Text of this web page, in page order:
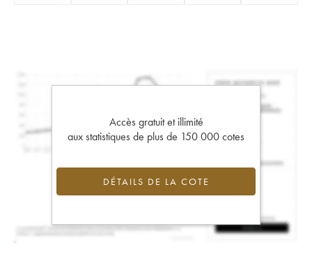
Accès gratuit et illimité
aux statistiques de plus de 150 000 cotes
DÉTAILS DE LA COTE